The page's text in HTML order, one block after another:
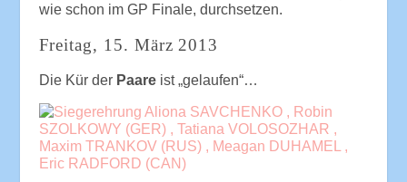
wie schon im GP Finale, durchsetzen.
Freitag, 15. März 2013
Die Kür der Paareist „gelaufen“…